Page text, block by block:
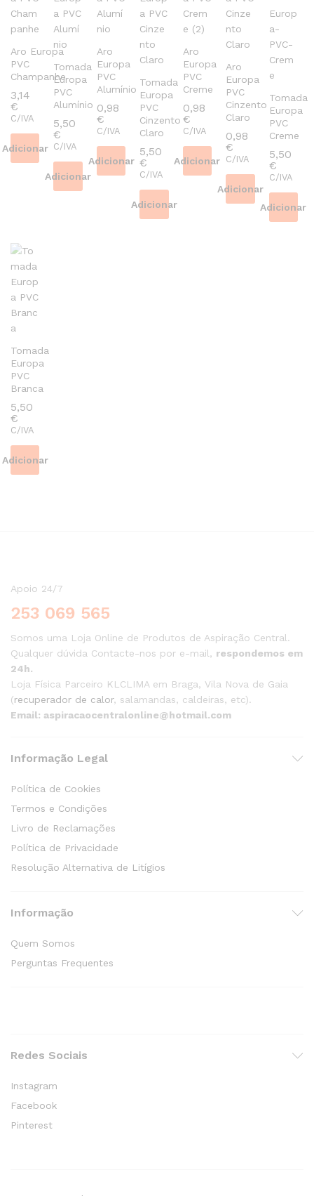
Aro Europa
PVC
Champanhe
3,14
€
C/IVA
Adicionar
Tomada
Europa
PVC
Alumínio
5,50
€
C/IVA
Adicionar
Aro
Europa
PVC
Alumínio
0,98
€
C/IVA
Adicionar
Tomada
Europa
PVC
Cinzento
Claro
5,50
€
C/IVA
Adicionar
Aro
Europa
PVC
Creme
0,98
€
C/IVA
Adicionar
Aro
Europa
PVC
Cinzento
Claro
0,98
€
C/IVA
Adicionar
Tomada
Europa
PVC
Creme
5,50
€
C/IVA
Adicionar
Tomada
Europa
PVC
Branca
5,50
€
C/IVA
Adicionar
Apoio 24/7
253 069 565
Somos uma Loja Online de Produtos de Aspiração Central.
Qualquer dúvida Contacte-nos por e-mail, respondemos em
24h.
Loja Física Parceiro KLCLIMA em Braga, Vila Nova de Gaia
(recuperador de calor, salamandas, caldeiras, etc).
Email: aspiracaocentralonline@hotmail.com
Informação Legal
Política de Cookies
Termos e Condições
Livro de Reclamações
Política de Privacidade
Resolução Alternativa de Litígios
Informação
Quem Somos
Perguntas Frequentes
Redes Sociais
Instagram
Facebook
Pinterest